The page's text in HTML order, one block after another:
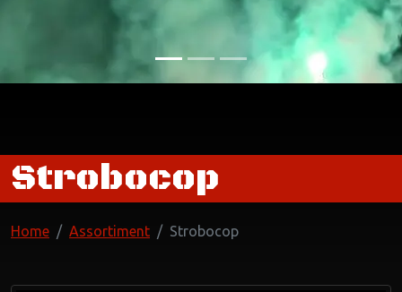
Strobocop
Home Assortiment Strobocop